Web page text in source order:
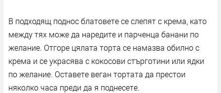
В подходящ поднос блатовете се слепят с крема, като
между тях може да наредите и парченца банани по
желание. Отгоре цялата торта се намазва обилно с
крема и се украсява с кокосови стърготини или ядки
по желание. Оставете веган тортата да престои
няколко часа преди да я поднесете.